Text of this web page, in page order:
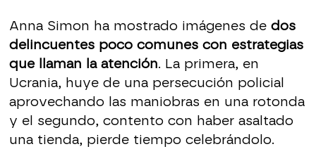
Anna Simon ha mostrado imágenes de dos
delincuentes poco comunes con estrategias
que llaman la atención. La primera, en
Ucrania, huye de una persecución policial
aprovechando las maniobras en una rotonda
y el segundo, contento con haber asaltado
una tienda, pierde tiempo celebrándolo.